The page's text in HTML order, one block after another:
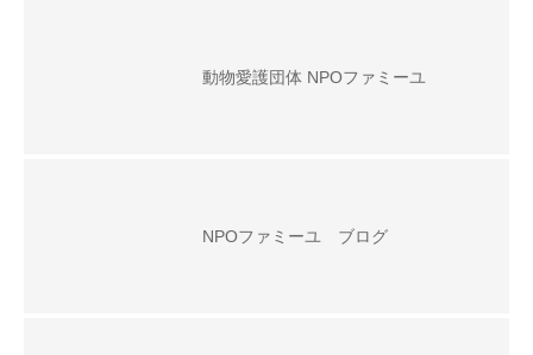
動物愛護団体 NPOファミーユ
NPOファミーユ ブログ